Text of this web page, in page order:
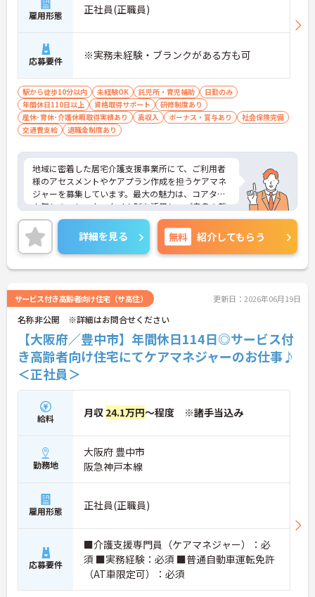
雇用形態 正社員(正職員)
応募要件 ※実務未経験・ブランクがある方も可
駅から徒歩10分以内 未経験OK 託児所・育児補助
日勤のみ
年間休日110日以上
資格取得サポート
研修制度あり
産休･育休･介護休暇取得実績あり
高収入 ボーナス・賞与あり
社会保険完備
交通費支給
退職金制度あり
地域に密着した居宅介護支援事業所にて、ご利用者
様のアセスメントやケアプラン作成を担うケアマネ
ジャーを募集しています。最大の魅力は、コアタイ
ム無しのフレックスタイム制を活用し、ご自身の裁
量でスケジュールを管理できる点です。ご自宅から
の直行訪問などを交えることで、日々の業務負担を
軽減しながら柔軟に働くことができます。また、未
就学児への保育手当や共済会による医療費・市販薬
の補助など、大手グループならではの手厚い福利厚
支援専門員へのステップアップを目指せる資格取得
支援制度も整っています。育児・介護向けの時短勤
務制度や75歳までの再雇用制度も完備されており、
ライフステージの変化に合わせた無理のない働き方
で、長期的に専門性を磨いていける環境です。
★おすすめPOINT★
【直行訪問とフレックス制を活用し、効率的で柔軟
・出退勤時間を自由に調整できるコアタイム無しの
フレックスタイム制を採用しており、ご自身のペー
スで訪問予定を組むことが可能です
・ご自宅からの直行訪問を交えて日々の移動負担を
軽減できることで、体力的なゆとりを持ちながら業
務に取り組めます
【充実した支援制度を活用して、上位資格へのステ
ップアップが期待できます】
専門性を高めていける体制があります
・上位資格の取得後は月1万円の資格手当が支給さ
れるほか、年1回の定期昇給・昇格制度により日々
詳細を見る 無料 紹介してもらう
サービス付き高齢者向け住宅（サ高住） 更新日：2026年06月19日
名称非公開 ※詳細はお問合せください
【大阪府／豊中市】年間休日114日◎サービス付
き高齢者向け住宅にてケアマネジャーのお仕事♪
＜正社員＞
給料 月収 24.1万円～程度 ※諸手当込み
勤務地
大阪府 豊中市
阪急神戸本線
雇用形態 正社員(正職員)
応募要件
■介護支援専門員（ケアマネジャー）：必
須 ■実務経験：必須 ■普通自動車運転免許
（AT車限定可）：必須